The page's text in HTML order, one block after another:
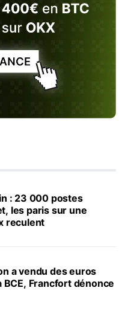
: 23 000 postes
les paris sur une
reculent
a vendu des euros
Francfort dénonce